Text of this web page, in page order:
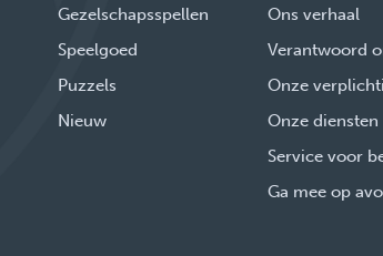
Gezelschapsspellen
Speelgoed
Puzzels
Nieuw
Ons verhaal
Verantwoord
Onze
Onze diensten
Service voor
Ga mee op